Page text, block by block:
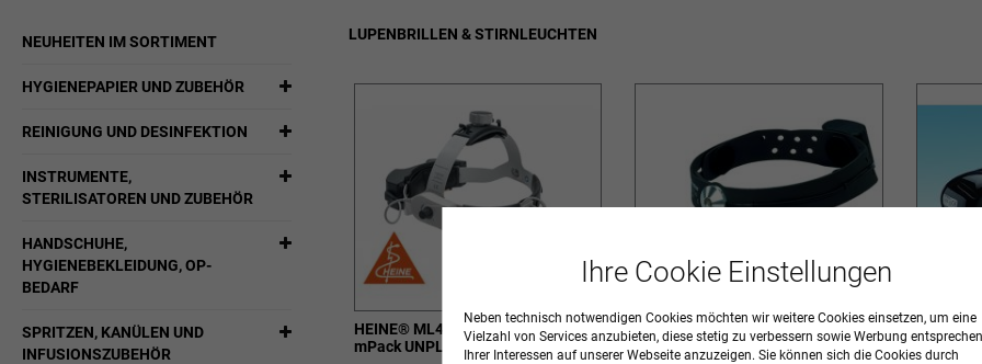
LUPENBRILLEN & STIRNLEUCHTEN
HEINE® ML4 LED HeadLight mit
mPack UNPLUGGED
ri-focus® LED
NEUHEITEN IM SORTIMENT
HYGIENEPAPIER UND ZUBEHÖR
REINIGUNG UND DESINFEKTION
INSTRUMENTE,
STERILISATOREN UND ZUBEHÖR
HANDSCHUHE,
HYGIENEBEKLEIDUNG, OP-
BEDARF
SPRITZEN, KANÜLEN UND
INFUSIONSZUBEHÖR
Ihre Cookie Einstellungen
Neben technisch notwendigen Cookies möchten wir weitere Cookies einsetzen, um eine
Vielzahl von Services anzubieten, diese stetig zu verbessern sowie Werbung
Ihrer Interessen auf unserer Webseite anzuzeigen. Sie können sich die Cookies durch